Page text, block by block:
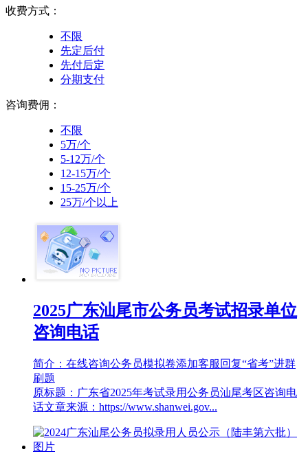
收费方式：
不限
先定后付
先付后定
分期支付
咨询费佣：
不限
5万/个
5-12万/个
12-15万/个
15-25万/个
25万/个以上
2025广东汕尾市公务员考试招录单位
咨询电话
简介：在线咨询公务员模拟卷添加客服回复“省考”进群
刷题
原标题：广东省2025年考试录用公务员汕尾考区咨询电
话文章来源：https://www.shanwei.gov...